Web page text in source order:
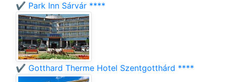
✔️ Park Inn Sárvár ****
✔️ Gotthard Therme Hotel Szentgotthárd ****